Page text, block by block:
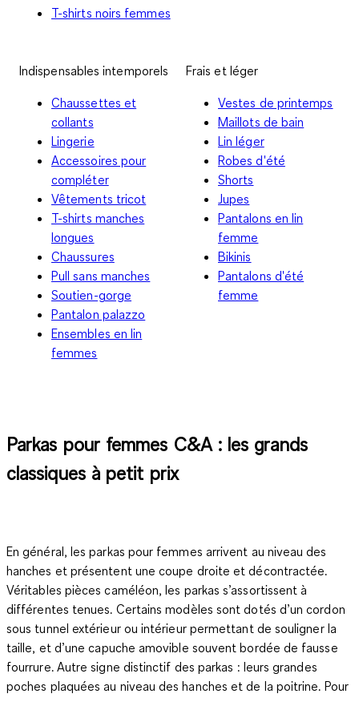
T-shirts noirs femmes
Indispensables intemporels
Chaussettes et
collants
Lingerie
Accessoires pour
compléter
Vêtements tricot
T-shirts manches
longues
Chaussures
Pull sans manches
Soutien-gorge
Pantalon palazzo
Ensembles en lin
femmes
Frais et léger
Vestes de printemps
Maillots de bain
Lin léger
Robes d'été
Shorts
Jupes
Pantalons en lin
femme
Bikinis
Pantalons d'été
femme
Parkas pour femmes C&A : les grands
classiques à petit prix
En général, les parkas pour femmes arrivent au niveau des
hanches et présentent une coupe droite et décontractée.
Véritables pièces caméléon, les parkas s’assortissent à
différentes tenues. Certains modèles sont dotés d’un cordon
sous tunnel extérieur ou intérieur permettant de souligner la
taille, et d’une capuche amovible souvent bordée de fausse
fourrure. Autre signe distinctif des parkas : leurs grandes
poches plaquées au niveau des hanches et de la poitrine. Pour